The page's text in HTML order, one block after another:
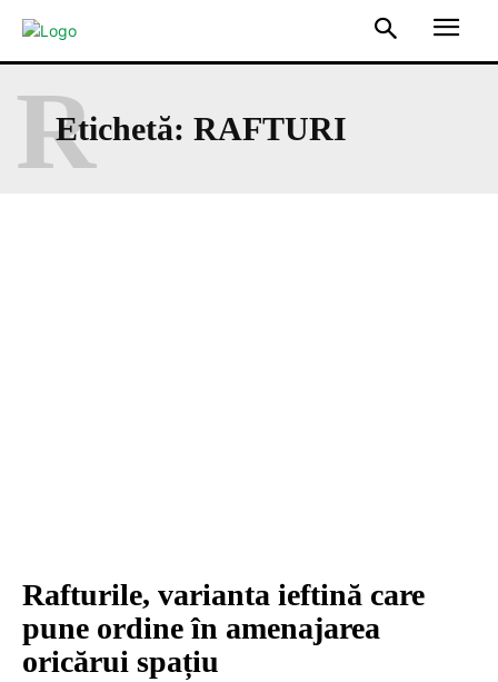
Etichetă: RAFTURI
R
Rafturile, varianta ieftină care
pune ordine în amenajarea
oricărui spațiu